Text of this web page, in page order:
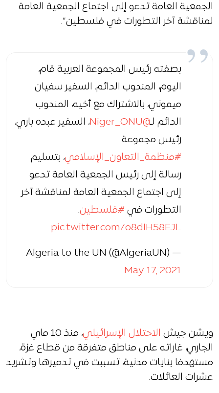
الجمعية العامة تدعو إلى اجتماع الجمعية العامة
لمناقشة آخر التطورات في فلسطين”.
بصفته رئيس المجموعة العربية قام،
اليوم، المندوب الدائم، السفير سفيان
ميموني، بالاشتراك مع أخيه، المندوب
الدائم لـ@Niger_ONU
، السفير عبده باري،
رئيس مجموعة
#منظمة_التعاون_الإسلامي، بتسليم
رسالة إلى رئيس الجمعية العامة تدعو
إلى اجتماع الجمعية العامة لمناقشة آخر
التطورات في #فلسطين.
pic.twitter.com/o8dIH58EJL
— Algeria to the UN (@AlgeriaUN)
May 17, 2021
ويشن جيش الاحتلال الإسرائيلي
، منذ 10 ماي
الجاري، غاراته على مناطق متفرقة من قطاع غزة،
مستهدفا بنايات مدنية، تسببت في تدميرها وتشريد
عشرات العائلات.